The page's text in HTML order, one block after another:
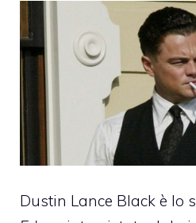
Dustin Lance Black è lo